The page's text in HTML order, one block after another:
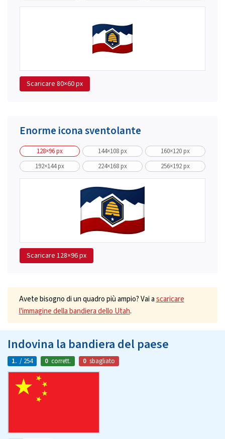
Scaricare 80×60 px
Enorme icona sventolante
128×96 px 144×108 px
160×120 px
192×144 px
224×168 px 256×192 px
Scaricare 128×96 px
Avete bisogno di un quadro più ampio? Vai ascaricare
l'immagine della bandiera dello Utah.
Indovina la bandiera del paese
1. / 254 0 corrett. 0 sbagliato